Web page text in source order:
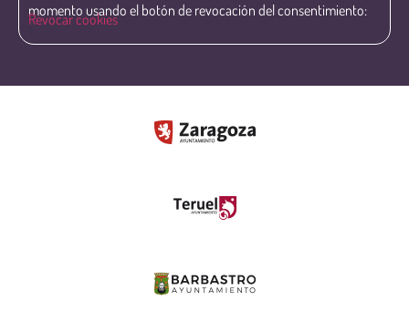
momento usando el botón de revocación del consentimiento:
Revocar cookies